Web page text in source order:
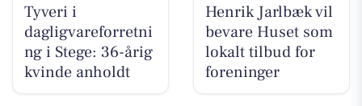
Tyveri i
dagligvareforretni
ng i Stege: 36-årig
kvinde anholdt
Henrik Jarlbæk vil
bevare Huset som
lokalt tilbud for
foreninger